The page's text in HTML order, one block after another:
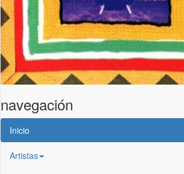
navegación
Inicio
Artistas